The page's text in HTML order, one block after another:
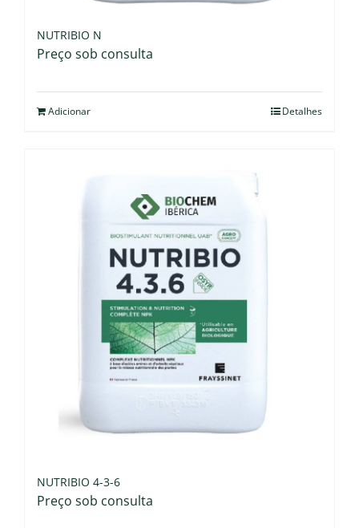
NUTRIBIO N
Preço sob consulta
Adicionar Detalhes
NUTRIBIO 4-3-6
Preço sob consulta